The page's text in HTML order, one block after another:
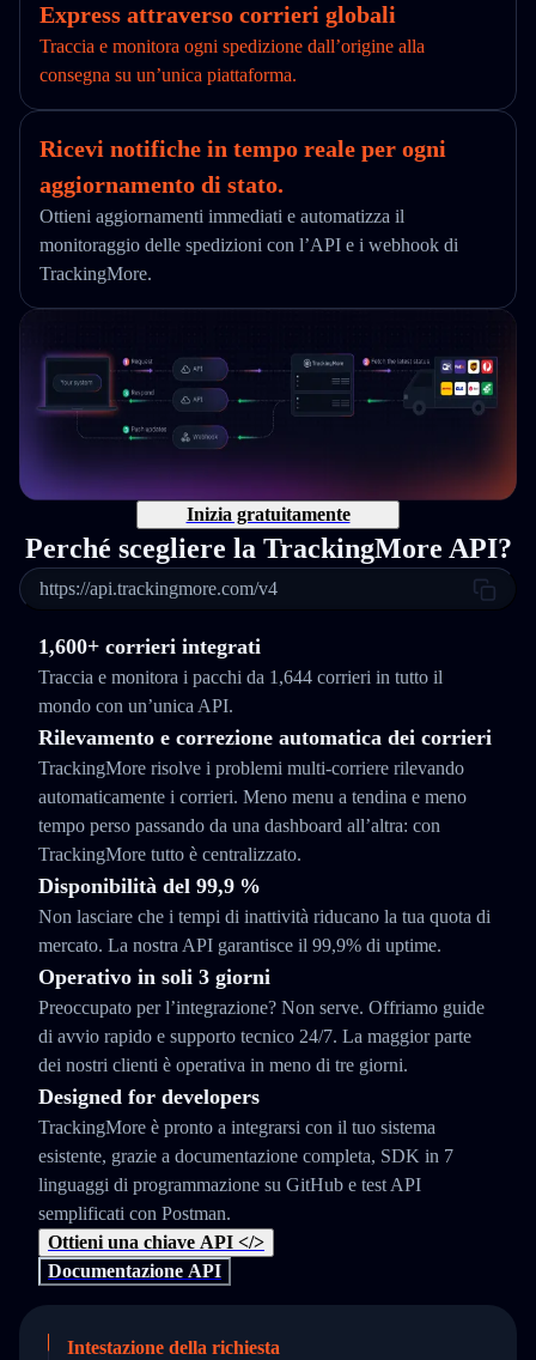
Express attraverso corrieri globali
Traccia e monitora ogni spedizione dall’origine alla
consegna su un’unica piattaforma.
Ricevi notifiche in tempo reale per ogni
aggiornamento di stato.
Ottieni aggiornamenti immediati e automatizza il
monitoraggio delle spedizioni con l’API e i webhook di
TrackingMore.
Inizia gratuitamente
Perché scegliere la TrackingMore API?
https://api.trackingmore.com/v4
1,600+ corrieri integrati
Traccia e monitora i pacchi da 1,644 corrieri in tutto il
mondo con un’unica API.
Rilevamento e correzione automatica dei corrieri
TrackingMore risolve i problemi multi-corriere rilevando
automaticamente i corrieri. Meno menu a tendina e meno
tempo perso passando da una dashboard all’altra: con
TrackingMore tutto è centralizzato.
Disponibilità del 99,9 %
Non lasciare che i tempi di inattività riducano la tua quota di
mercato. La nostra API garantisce il 99,9% di uptime.
Operativo in soli 3 giorni
Preoccupato per l’integrazione? Non serve. Offriamo guide
di avvio rapido e supporto tecnico 24/7. La maggior parte
dei nostri clienti è operativa in meno di tre giorni.
Designed for developers
TrackingMore è pronto a integrarsi con il tuo sistema
esistente, grazie a documentazione completa, SDK in 7
linguaggi di programmazione su GitHub e test API
semplificati con Postman.
Ottieni una chiave API </>
Documentazione API
Intestazione della richiesta